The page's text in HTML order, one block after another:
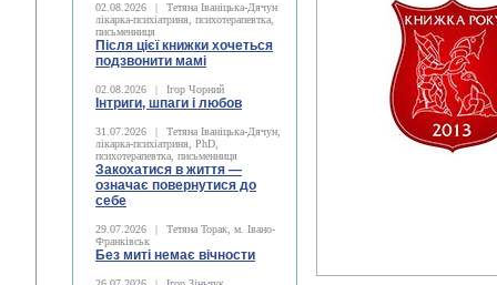
02.08.2026 |
Тетяна Іваніцька-Дячун
лікарка-психіатриня, психотерапевтка,
письменниця
Після цієї книжки хочеться
подзвонити мамі
02.08.2026 | Ігор Чорний
Інтриги, шпаги і любов
31.07.2026 |
Тетяна Іваніцька-Дячун,
лікарка-психіатриня, PhD,
психотерапевтка, письменниця
Закохатися в життя —
означає повернутися до
себе
29.07.2026 |
Тетяна Торак, м. Івано-
Франківськ
Без миті немає вічности